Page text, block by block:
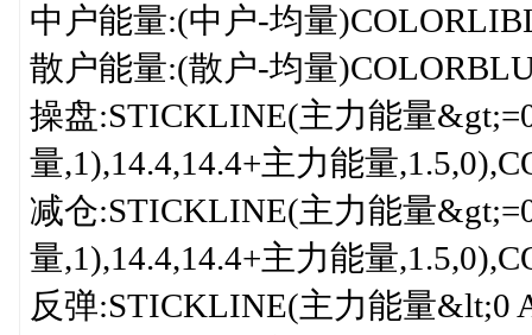
中户能量:(中户-均量
散户能量:(散户-均量
操盘:STICKLINE(主力能量
量,1),14.4,14.4+主力能量
减仓:STICKLINE(主力能量
量,1),14.4,14.4+主力能量
反弹:STICKLINE(主力能量&lt;0